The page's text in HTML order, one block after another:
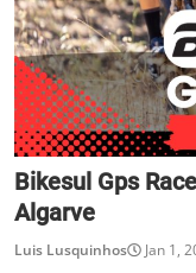
Bikesul Gps
Algarve
Luis Lusquinhos Jan 1,